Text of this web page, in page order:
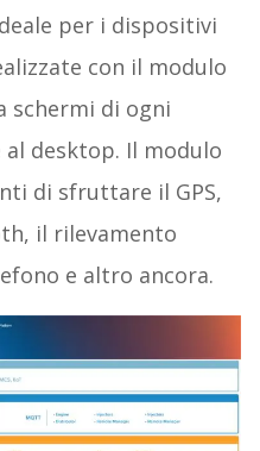
per i dispositivi
con il modulo
schermi di ogni
desktop. Il modulo
di sfruttare il GPS,
il rilevamento
e altro ancora.